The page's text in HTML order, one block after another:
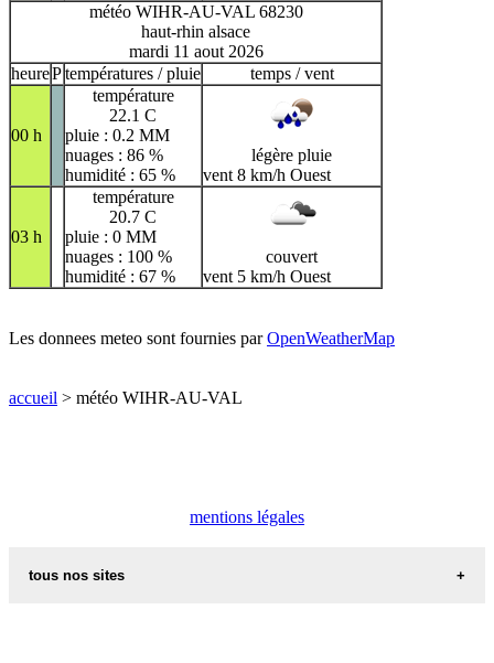
météo WIHR-AU-VAL 68230
haut-rhin alsace
mardi 11 aout 2026
heurePtempératures / pluie temps / vent
00 h
température
22.1 C
pluie : 0.2 MM
nuages : 86 %
humidité : 65 %
légère pluie
vent 8 km/h Ouest
03 h
température
20.7 C
pluie : 0 MM
nuages : 100 %
humidité : 67 %
couvert
vent 5 km/h Ouest
Les donnees meteo sont fournies parOpenWeatherMap
accueil > météo WIHR-AU-VAL
mentions légales
tous nos sites